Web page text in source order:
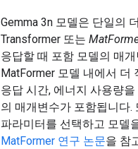
Gemma 3n 모델은 단일의
Transformer 또는
응답할 때 포함 모델의 매
MatFormer 모델 내에서 더
응답 시간, 에너지 사용량
의 매개변수가 포함됩니다.
파라미터를 선택하고 모델
MatFormer 연구 논문을 참